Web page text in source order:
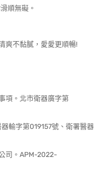
順無礙。
爽不黏膩，愛愛更順暢!
項。北市衛器廣字第
輸字第019157號、衛署醫器
司。APM-2022-